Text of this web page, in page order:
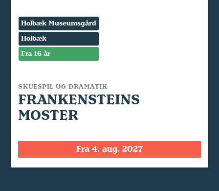
Holbæk Museumsgård
Holbæk
Fra 16 år
SKUESPIL OG DRAMATIK
FRANKENSTEINS
MOSTER
Fra 4. aug. 2027